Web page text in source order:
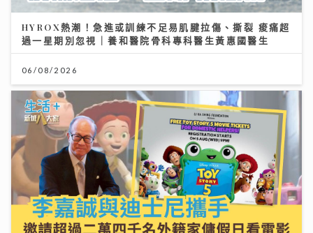
李嘉誠基金會 x 迪士尼 邀請逾2.4萬名外傭假日看《反
斗奇兵5》
04/08/2026